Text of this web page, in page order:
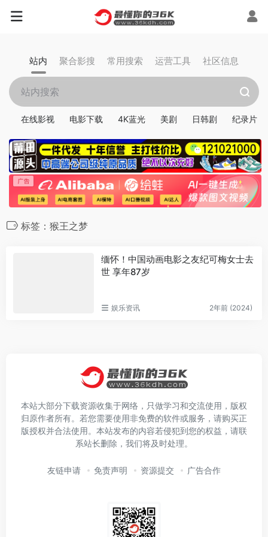
站内 聚合影搜 常用搜索 运营工具 社区信息
在线影视 电影下载 4K蓝光 美剧 日韩剧 纪录片
标签：猴王之梦
缅怀！中国动画电影之友纪可梅女士去
世 享年87岁
娱乐资讯 2年前 (2024)
本站大部分下载资源收集于网络，只做学习和交流使用，版权
归原作者所有。若您需要使用非免费的软件或服务，请购买正
版授权并合法使用。本站发布的内容若侵犯到您的权益，请联
系站长删除，我们将及时处理。
友链申请 免责声明 资源提交 广告合作